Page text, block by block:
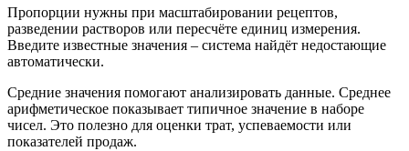
Пропорции нужны при масштабировании рецептов,
разведении растворов или пересчёте единиц измерения.
Введите известные значения – система найдёт недостающие
автоматически.
Средние значения помогают анализировать данные. Среднее
арифметическое показывает типичное значение в наборе
чисел. Это полезно для оценки трат, успеваемости или
показателей продаж.